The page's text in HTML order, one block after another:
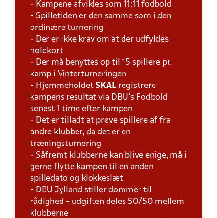
- Kampene afvikles som 11:11 fodbold
- Spilletiden er den samme som i den
ordinære turnering
- Der er ikke krav om at der udfyldes
holdkort
- Der må benyttes op til 15 spillere pr.
kamp i Vinterturneringen
- Hjemmeholdet SKAL registrere
kampens resultat via DBU's Fodbold
senest 1 time efter kampen
- Det er tilladt at prøve spillere af fra
andre klubber, da det er en
træningsturnering
- Såfremt klubberne kan blive enige, må i
gerne flytte kampen til en anden
spilledato og klokkeslæt
- DBU Jylland stiller dommer til
rådighed - udgiften deles 50/50 mellem
klubberne